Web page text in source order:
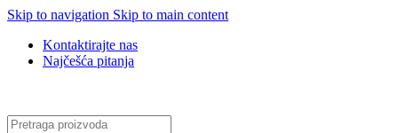
Skip to navigation Skip to main content
Kontaktirajte nas
Najčešća pitanja